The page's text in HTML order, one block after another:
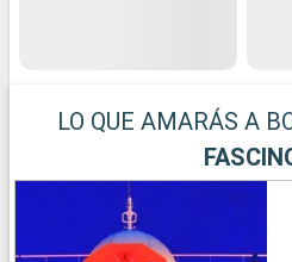
LO QUE AMARÁS A